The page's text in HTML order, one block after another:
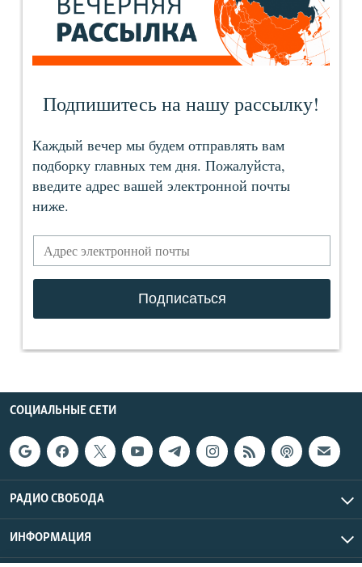
СОЦИАЛЬНЫЕ СЕТИ
РАДИО СВОБОДА
ИНФОРМАЦИЯ